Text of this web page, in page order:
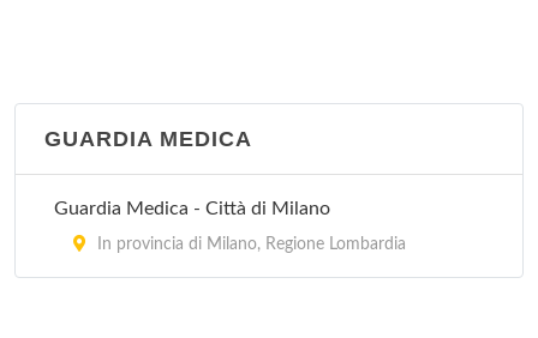
Comando Regionale Lombardia
Compagnia Pronto Impiego
GUARDIA MEDICA
Guardia Medica - Città di Milano
In provincia di Milano, Regione Lombardia